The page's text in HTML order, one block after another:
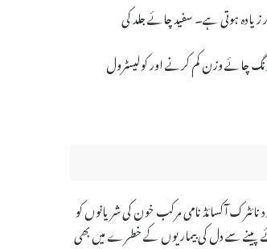
ہوتی ہے۔ سفید چائے جلد کی
چائے وزن کم کرنے اور کولیسٹرول
آکسائڈ نامی مرکب خون کی شریانوں کو
پینے سے دل کی بیماریوں کے خطرے میں بھی